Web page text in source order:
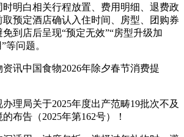
明白相关行程放置、费用明细、退费政
预定酒店确认入住时间、房型、团购券
到店后呈现“预定无效”“房型升级加
等问题。
中国食物2026年除夕春节消费提
局关于2025年度出产范畴19批次不及
布告（2025年第162号）！